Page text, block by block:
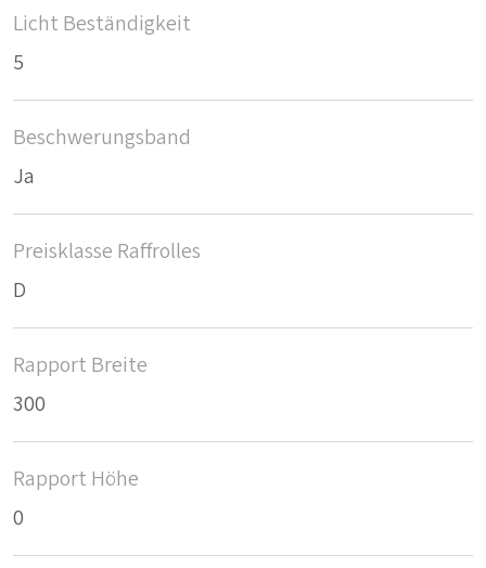
Licht Beständigkeit
5
Beschwerungsband
Ja
Preisklasse Raffrolles
D
Rapport Breite
300
Rapport Höhe
0